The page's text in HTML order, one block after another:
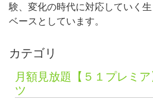
験、変化の時代に対応していく
ベースとしています。
カテゴリ
月額見放題【５１プレミ
ツ